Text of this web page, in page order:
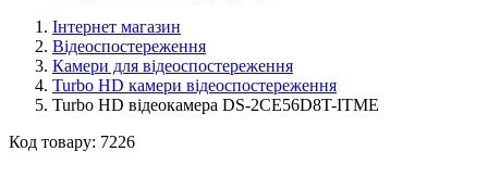
Інтернет магазин
Відеоспостереження
Камери для відеоспостереження
Turbo HD камери відеоспостереження
Turbo HD відеокамера DS-2CE56D8T-ITME
Код товару: 7226